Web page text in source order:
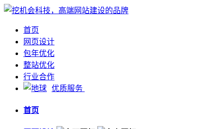
首页
网页设计
包年优化
整站优化
行业合作
优质服务
首页